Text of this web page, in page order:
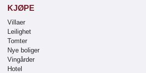
KJØPE
Villaer
Leilighet
Tomter
Nye boliger
Vingårder
Hotel